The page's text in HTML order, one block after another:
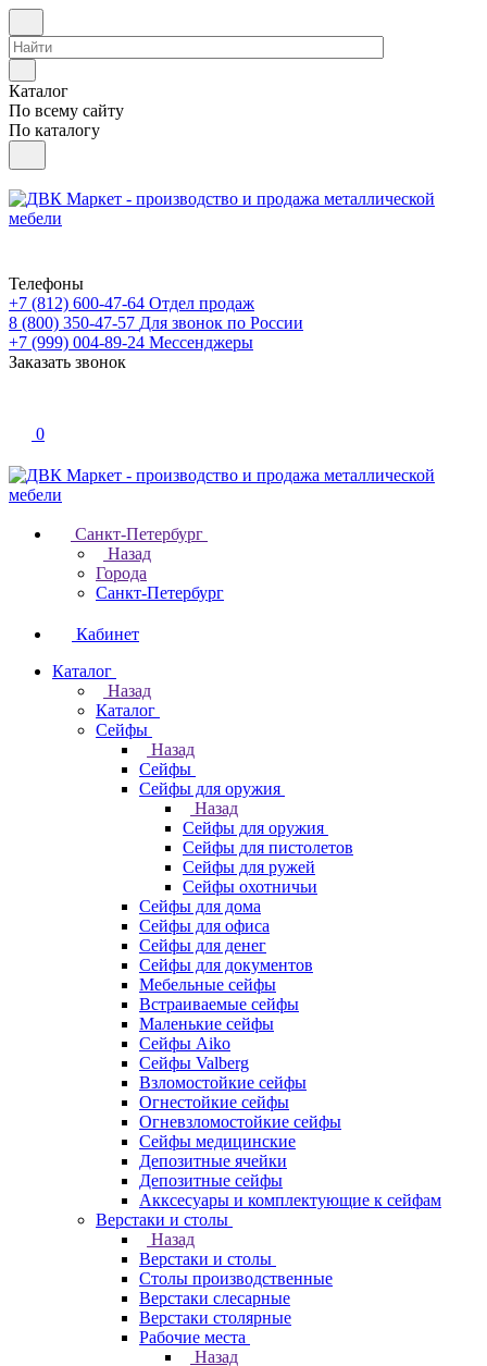
Каталог
По всему сайту
По каталогу
Телефоны
+7 (812) 600-47-64 Отдел продаж
8 (800) 350-47-57 Для звонок по России
+7 (999) 004-89-24 Мессенджеры
Заказать звонок
0
Санкт-Петербург
Назад
Города
Санкт-Петербург
Кабинет
Каталог
Назад
Каталог
Cейфы
Назад
Cейфы
Cейфы для оружия
Назад
Cейфы для оружия
Сейфы для пистолетов
Сейфы для ружей
Сейфы охотничьи
Cейфы для дома
Cейфы для офиса
Сейфы для денег
Сейфы для документов
Мебельные сейфы
Встраиваемые сейфы
Маленькие сейфы
Сейфы Aiko
Сейфы Valberg
Взломостойкие сейфы
Огнестойкие сейфы
Огневзломостойкие сейфы
Сейфы медицинские
Депозитные ячейки
Депозитные сейфы
Акксесуары и комплектующие к сейфам
Верстаки и столы
Назад
Верстаки и столы
Столы производственные
Верстаки слесарные
Верстаки столярные
Рабочие места
Назад